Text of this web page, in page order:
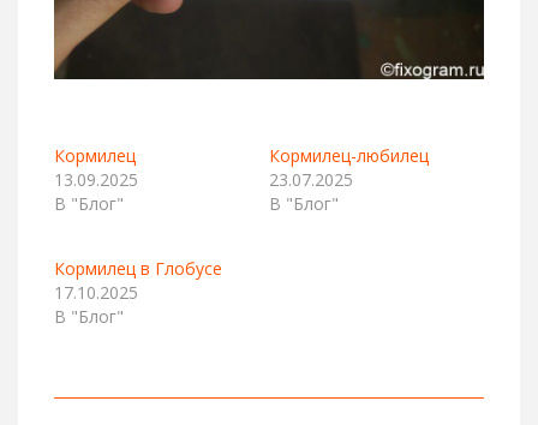
Кормилец
13.09.2025
В "Блог"
Кормилец-любилец
23.07.2025
В "Блог"
Кормилец в Глобусе
17.10.2025
В "Блог"